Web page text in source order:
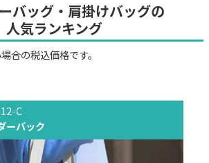
バッグ・肩掛けバッグの
人気ランキング
合の税込価格です。
C
ーバック